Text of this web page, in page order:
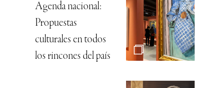
Agenda nacional:
Propuestas
culturales en todos
los rincones del país